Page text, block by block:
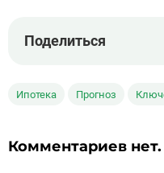
Поделиться
Ипотека Прогноз
Комментариев